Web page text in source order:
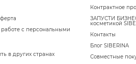
с персональными
в других странах
Контрактное
ЗАПУСТИ
косметикой
Контакты
Блог SIBERINA
Совместные